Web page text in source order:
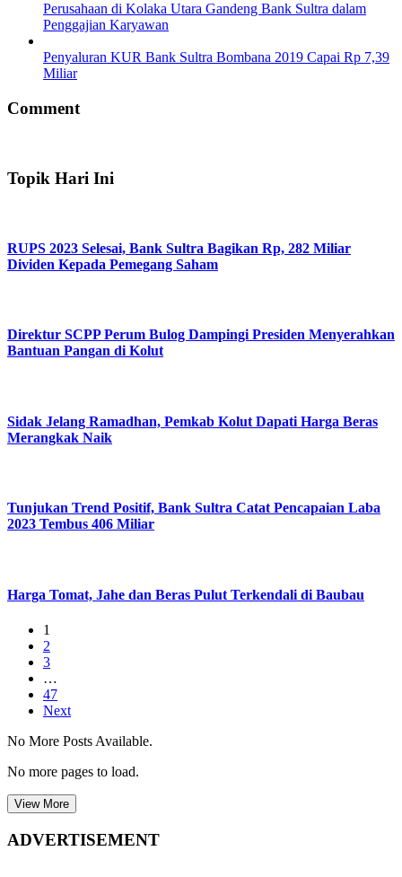
Perusahaan di Kolaka Utara Gandeng Bank Sultra dalam
Penggajian Karyawan
Penyaluran KUR Bank Sultra Bombana 2019 Capai Rp 7,39
Miliar
Comment
Topik Hari Ini
RUPS 2023 Selesai, Bank Sultra Bagikan Rp, 282 Miliar
Dividen Kepada Pemegang Saham
Direktur SCPP Perum Bulog Dampingi Presiden Menyerahkan
Bantuan Pangan di Kolut
Sidak Jelang Ramadhan, Pemkab Kolut Dapati Harga Beras
Merangkak Naik
Tunjukan Trend Positif, Bank Sultra Catat Pencapaian Laba
2023 Tembus 406 Miliar
Harga Tomat, Jahe dan Beras Pulut Terkendali di Baubau
1
2
3
…
47
Next
No More Posts Available.
No more pages to load.
View More
ADVERTISEMENT